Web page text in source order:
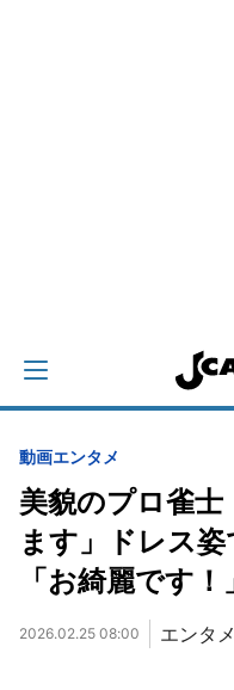
動画エンタメ
美貌のプロ雀士
ます」ドレス
「お綺麗です
2026.02.25 08:00 エンタ